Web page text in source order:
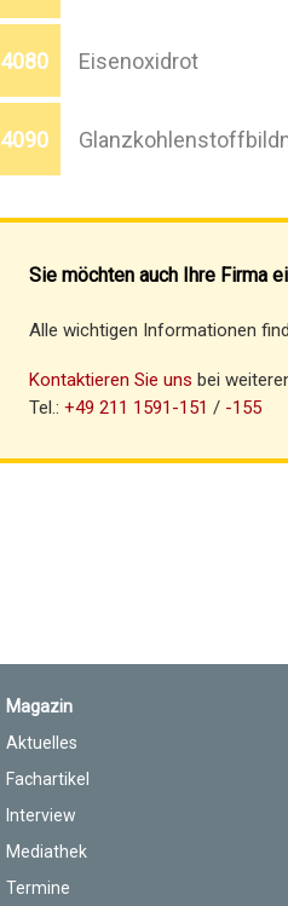
4080 Eisenoxidrot
4090
Sie möchten auch Ihre Firma
Alle wichtigen Informationen
Kontaktieren Sie uns bei
Tel.: +49 211 1591-151 / -155
Magazin
Aktuelles
Fachartikel
Interview
Mediathek
Termine